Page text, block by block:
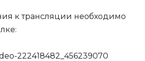
к трансляции необходимо
222418482_456239070